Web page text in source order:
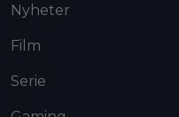
Nyheter
Film
Serie